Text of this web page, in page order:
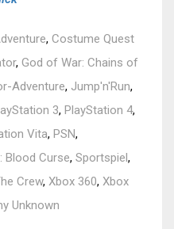
, Costume Quest
, God of War: Chains of
Adventure, Jump'n'Run,
3, PlayStation 4,
Vita, PSN,
Blood Curse, Sportspiel,
Crew, Xbox 360, Xbox
Unknown